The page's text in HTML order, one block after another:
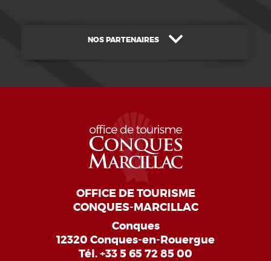
NOS PARTENAIRES
OFFICE DE TOURISME
CONQUES-MARCILLAC
Conques
12320 Conques-en-Rouergue
Tél.+33 5 65 72 85 00